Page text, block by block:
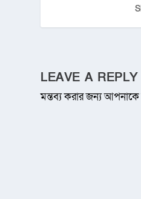
LEAVE A REPLY
মন্তব্য করার জন্য